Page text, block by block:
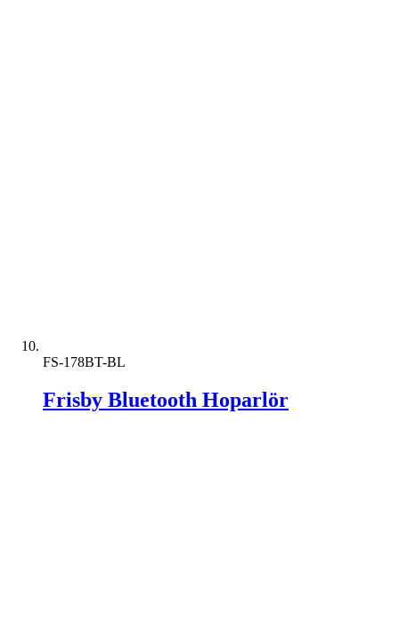
FS-178BT-BL
Frisby Bluetooth Hoparlör